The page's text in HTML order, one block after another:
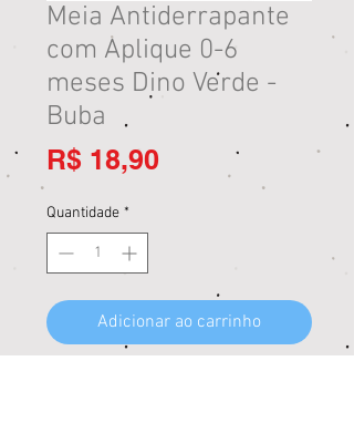
Meia Antiderrapante
com Aplique 0-6
meses Dino Verde -
Buba
R$ 18,90
Quantidade *
Adicionar ao carrinho